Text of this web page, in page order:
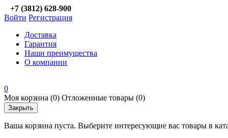
+7 (3812) 628-900
Войти Регистрация
Доставка
Гарантия
Наши преимущества
О компании
0
Моя корзина (0) Отложенные товары (0)
Закрыть
Ваша корзина пуста. Выберите интересующие вас товары в